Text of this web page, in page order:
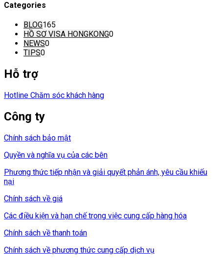
Categories
BLOG165
HỒ SƠ VISA HONGKONG0
NEWS0
TIPS0
Hỗ trợ
Hotline Chăm sóc khách hàng
Công ty
Chính sách bảo mật
Quyền và nghĩa vụ của các bên
Phương thức tiếp nhận và giải quyết phản ánh, yêu cầu khiếu
nại
Chính sách về giá
Các điều kiện và hạn chế trong việc cung cấp hàng hóa
Chính sách về thanh toán
Chính sách về phương thức cung cấp dịch vụ